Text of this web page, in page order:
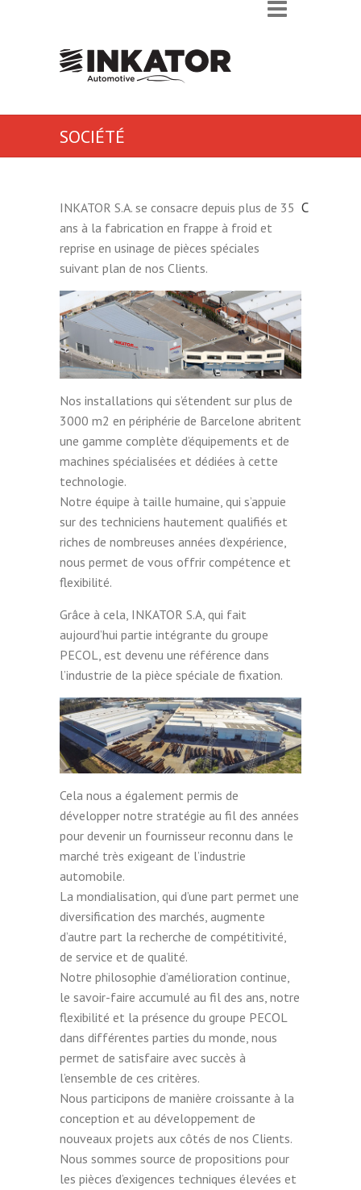
SOCIÉTÉ
INKATOR S.A. se consacre depuis plus de 35
ans à la fabrication en frappe à froid et
reprise en usinage de pièces spéciales
suivant plan de nos Clients.
Nos installations qui s’étendent sur plus de
3000 m2 en périphérie de Barcelone abritent
une gamme complète d’équipements et de
machines spécialisées et dédiées à cette
technologie.
Notre équipe à taille humaine, qui s’appuie
sur des techniciens hautement qualifiés et
riches de nombreuses années d’expérience,
nous permet de vous offrir compétence et
flexibilité.
Grâce à cela, INKATOR S.A, qui fait
aujourd’hui partie intégrante du groupe
PECOL, est devenu une référence dans
l’industrie de la pièce spéciale de fixation.
Cela nous a également permis de
développer notre stratégie au fil des années
pour devenir un fournisseur reconnu dans le
marché très exigeant de l’industrie
automobile.
La mondialisation, qui d’une part permet une
diversification des marchés, augmente
d’autre part la recherche de compétitivité,
de service et de qualité.
Notre philosophie d’amélioration continue,
le savoir-faire accumulé au fil des ans, notre
flexibilité et la présence du groupe PECOL
dans différentes parties du monde, nous
permet de satisfaire avec succès à
l’ensemble de ces critères.
Nous participons de manière croissante à la
conception et au développement de
nouveaux projets aux côtés de nos Clients.
Nous sommes source de propositions pour
les pièces d’exigences techniques élevées et
C